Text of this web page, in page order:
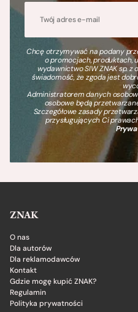
Chcę otrzymywać na podany
o promocjach, produktach,
wydawnictwo SIW ZNAK sp. z
świadomość, że zgoda jest
Administratorem danych
osobowe będą
Szczegółowe zasady
przysługujących Ci
ZNAK
O nas
Dla autorów
Dla reklamodawców
Kontakt
Gdzie mogę kupić ZNAK?
Regulamin
Polityka prywatności